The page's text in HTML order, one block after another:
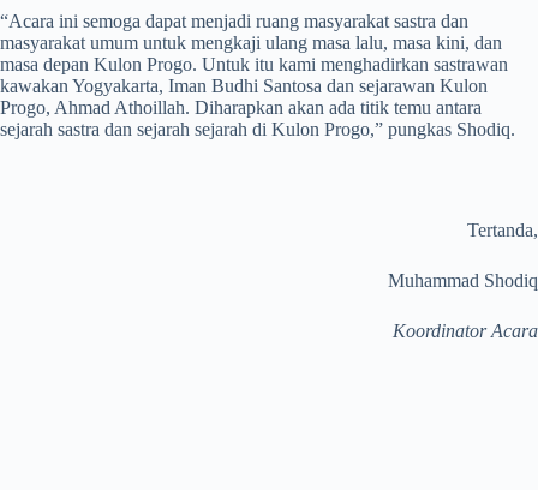
“Acara ini semoga dapat menjadi ruang masyarakat sastra dan
masyarakat umum untuk mengkaji ulang masa lalu, masa kini, dan
masa depan Kulon Progo. Untuk itu kami menghadirkan sastrawan
kawakan Yogyakarta, Iman Budhi Santosa dan sejarawan Kulon
Progo, Ahmad Athoillah. Diharapkan akan ada titik temu antara
sejarah sastra dan sejarah sejarah di Kulon Progo,” pungkas Shodiq.
Tertanda,
Muhammad Shodiq
Koordinator Acara